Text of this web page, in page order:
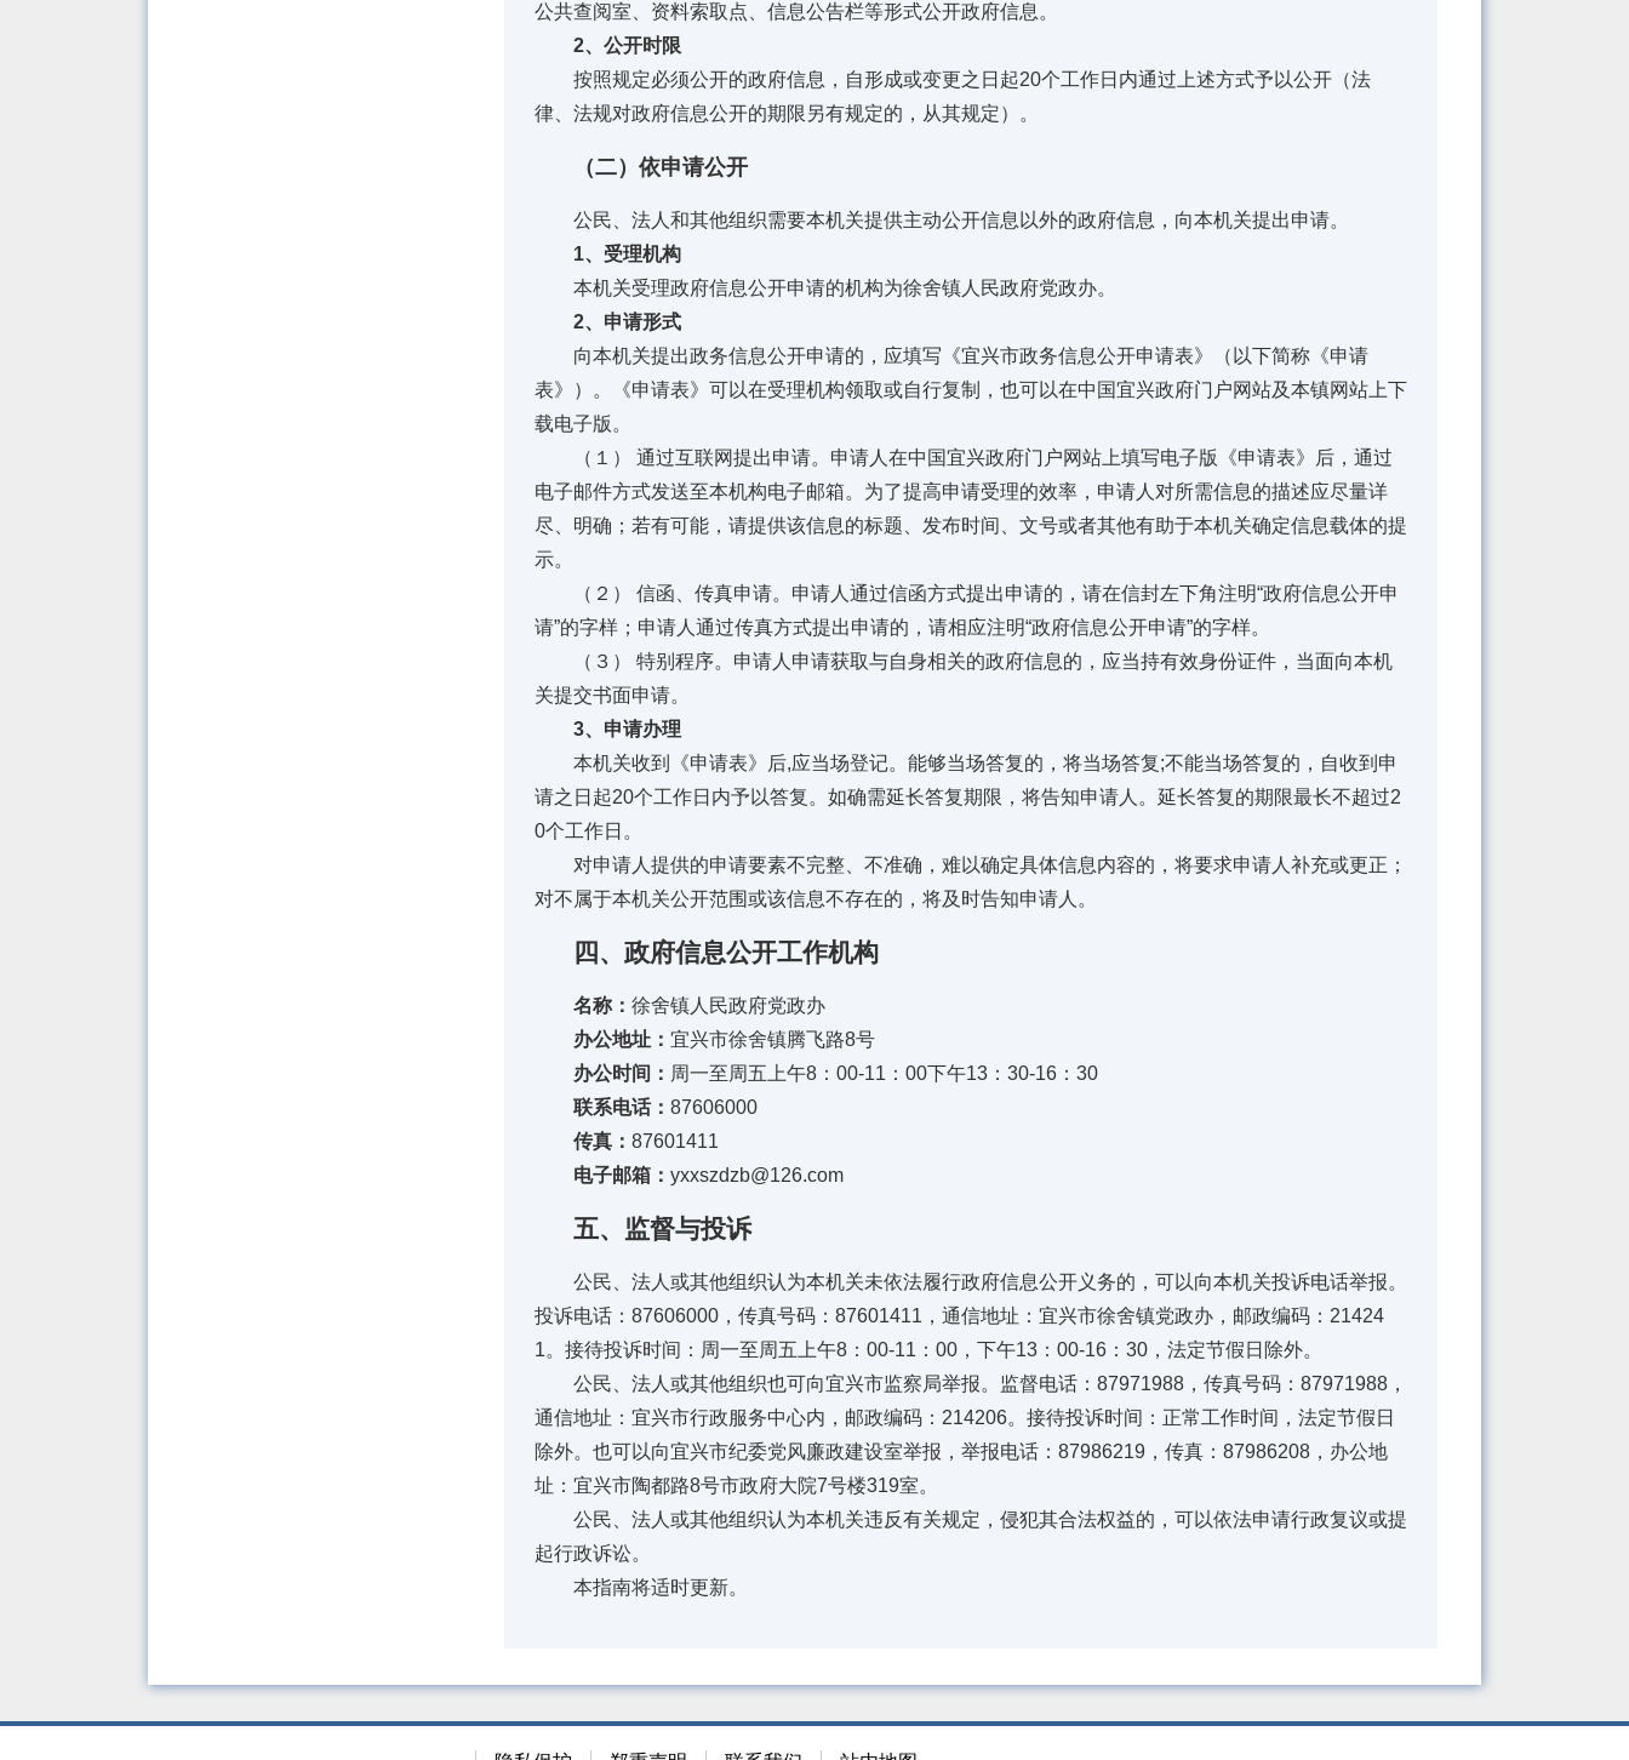
公共查阅室、资料索取点、信息公告栏等形式公开政府信息。
2、公开时限
按照规定必须公开的政府信息，自形成或变更之日起20个工作日内通过上述方式予以公开（法
律、法规对政府信息公开的期限另有规定的，从其规定）。
（二）依申请公开
公民、法人和其他组织需要本机关提供主动公开信息以外的政府信息，向本机关提出申请。
1、受理机构
本机关受理政府信息公开申请的机构为徐舍镇人民政府党政办。
2、申请形式
向本机关提出政务信息公开申请的，应填写《宜兴市政务信息公开申请表》（以下简称《申请
表》）。《申请表》可以在受理机构领取或自行复制，也可以在中国宜兴政府门户网站及本镇网站上下
载电子版。
（１） 通过互联网提出申请。申请人在中国宜兴政府门户网站上填写电子版《申请表》后，通过
电子邮件方式发送至本机构电子邮箱。为了提高申请受理的效率，申请人对所需信息的描述应尽量详
尽、明确；若有可能，请提供该信息的标题、发布时间、文号或者其他有助于本机关确定信息载体的提
示。
（２） 信函、传真申请。申请人通过信函方式提出申请的，请在信封左下角注明“政府信息公开申
请”的字样；申请人通过传真方式提出申请的，请相应注明“政府信息公开申请”的字样。
（３） 特别程序。申请人申请获取与自身相关的政府信息的，应当持有效身份证件，当面向本机
关提交书面申请。
3、申请办理
本机关收到《申请表》后,应当场登记。能够当场答复的，将当场答复;不能当场答复的，自收到申
请之日起20个工作日内予以答复。如确需延长答复期限，将告知申请人。延长答复的期限最长不超过2
0个工作日。
对申请人提供的申请要素不完整、不准确，难以确定具体信息内容的，将要求申请人补充或更正；
对不属于本机关公开范围或该信息不存在的，将及时告知申请人。
四、政府信息公开工作机构
名称： 徐舍镇人民政府党政办
办公地址： 宜兴市徐舍镇腾飞路8号
办公时间： 周一至周五上午8：00-11：00下午13：30-16：30
联系电话： 87606000
传真： 87601411
电子邮箱： yxxszdzb@126.com
五、监督与投诉
公民、法人或其他组织认为本机关未依法履行政府信息公开义务的，可以向本机关投诉电话举报。
投诉电话：87606000，传真号码：87601411，通信地址：宜兴市徐舍镇党政办，邮政编码：21424
1。接待投诉时间：周一至周五上午8：00-11：00，下午13：00-16：30，法定节假日除外。
公民、法人或其他组织也可向宜兴市监察局举报。监督电话：87971988，传真号码：87971988，
通信地址：宜兴市行政服务中心内，邮政编码：214206。接待投诉时间：正常工作时间，法定节假日
除外。也可以向宜兴市纪委党风廉政建设室举报，举报电话：87986219，传真：87986208，办公地
址：宜兴市陶都路8号市政府大院7号楼319室。
公民、法人或其他组织认为本机关违反有关规定，侵犯其合法权益的，可以依法申请行政复议或提
起行政诉讼。
本指南将适时更新。